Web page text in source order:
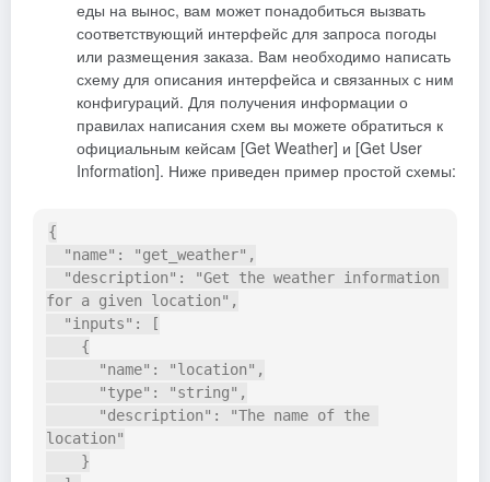
еды на вынос, вам может понадобиться вызвать
соответствующий интерфейс для запроса погоды
или размещения заказа. Вам необходимо написать
схему для описания интерфейса и связанных с ним
конфигураций. Для получения информации о
правилах написания схем вы можете обратиться к
официальным кейсам [Get Weather] и [Get User
Information]. Ниже приведен пример простой схемы:
{
for a given location",
location"